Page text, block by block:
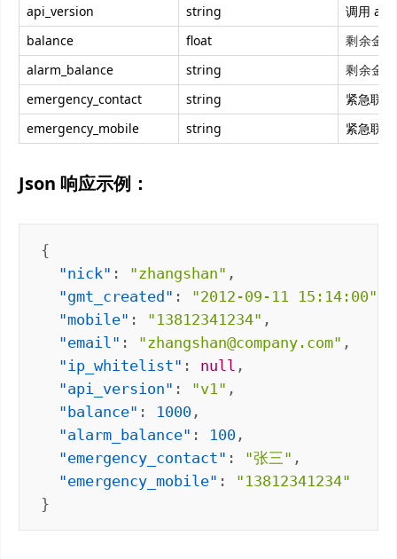
api_version
string
调用 api
balance
float
剩余金额
alarm_balance
string
剩余金
emergency_contact
string
紧急联
emergency_mobile
string 紧急联
Json 响应示例：
"nick" : "zhangshan"
"gmt_created" : "2012-09-11 15:14:00"
"mobile" : "13812341234"
"email" : "zhangshan@company.com"
"ip_whitelist" : null
"api_version" : "v1"
"balance" : 1000
"alarm_balance" : 100
"emergency_contact" : "张三"
"emergency_mobile" : "13812341234"
}